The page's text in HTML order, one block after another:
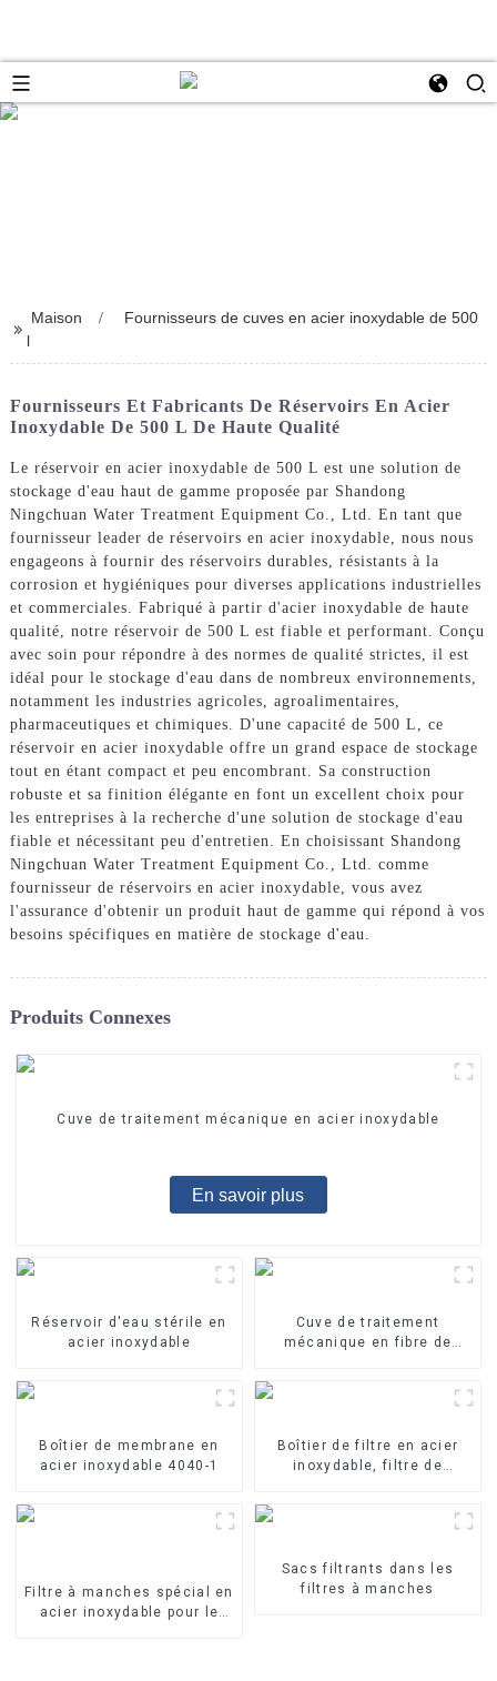
>> Maison
Fournisseurs de cuves en acier inoxydable de 500
l
Fournisseurs Et Fabricants De Réservoirs En Acier
Inoxydable De 500 L De Haute Qualité
Le réservoir en acier inoxydable de 500 L est une solution de
stockage d'eau haut de gamme proposée par Shandong
Ningchuan Water Treatment Equipment Co., Ltd. En tant que
fournisseur leader de réservoirs en acier inoxydable, nous nous
engageons à fournir des réservoirs durables, résistants à la
corrosion et hygiéniques pour diverses applications industrielles
et commerciales. Fabriqué à partir d'acier inoxydable de haute
qualité, notre réservoir de 500 L est fiable et performant. Conçu
avec soin pour répondre à des normes de qualité strictes, il est
idéal pour le stockage d'eau dans de nombreux environnements,
notamment les industries agricoles, agroalimentaires,
pharmaceutiques et chimiques. D'une capacité de 500 L, ce
réservoir en acier inoxydable offre un grand espace de stockage
tout en étant compact et peu encombrant. Sa construction
robuste et sa finition élégante en font un excellent choix pour
les entreprises à la recherche d'une solution de stockage d'eau
fiable et nécessitant peu d'entretien. En choisissant Shandong
Ningchuan Water Treatment Equipment Co., Ltd. comme
fournisseur de réservoirs en acier inoxydable, vous avez
l'assurance d'obtenir un produit haut de gamme qui répond à vos
besoins spécifiques en matière de stockage d'eau.
Produits Connexes
Cuve de traitement mécanique en acier inoxydable
En savoir plus
Réservoir d'eau stérile en
acier inoxydable
Cuve de traitement
mécanique en fibre de
Boîtier de membrane en
acier inoxydable 4040-1
Boîtier de filtre en acier
inoxydable, filtre de
Filtre à manches spécial en
acier inoxydable pour le
Sacs filtrants dans les
filtres à manches